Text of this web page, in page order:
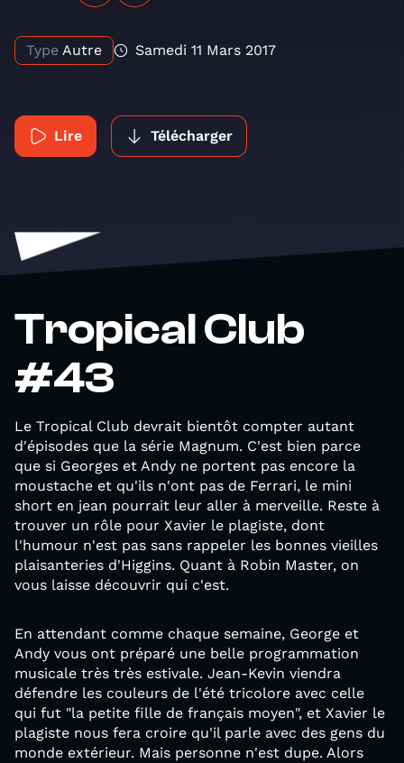
Type Autre Samedi 11 Mars 2017
Lire Télécharger
Tropical Club
#43
Le Tropical Club devrait bientôt compter autant
d'épisodes que la série Magnum. C'est bien parce
que si Georges et Andy ne portent pas encore la
moustache et qu'ils n'ont pas de Ferrari, le mini
short en jean pourrait leur aller à merveille. Reste à
trouver un rôle pour Xavier le plagiste, dont
l'humour n'est pas sans rappeler les bonnes vieilles
plaisanteries d'Higgins. Quant à Robin Master, on
vous laisse découvrir qui c'est.
En attendant comme chaque semaine, George et
Andy vous ont préparé une belle programmation
musicale très très estivale. Jean-Kevin viendra
défendre les couleurs de l'été tricolore avec celle
qui fut "la petite fille de français moyen", et Xavier le
plagiste nous fera croire qu'il parle avec des gens du
monde extérieur. Mais personne n'est dupe. Alors